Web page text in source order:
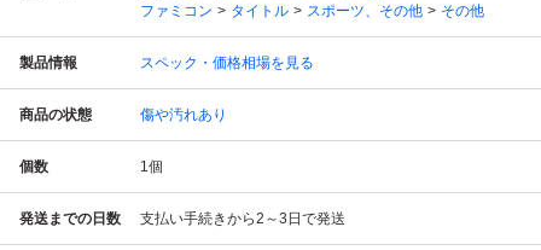
ファミコン
タイトル スポーツ、その他 その他
製品情報 スペック・価格相場を見る
商品の状態 傷や汚れあり
個数 1個
発送までの日数 支払い手続きから2～3日で発送